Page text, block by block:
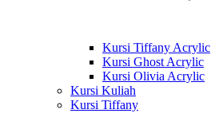
Kursi Tiffany Acrylic
Kursi Ghost Acrylic
Kursi Olivia Acrylic
Kursi Kuliah
Kursi Tiffany